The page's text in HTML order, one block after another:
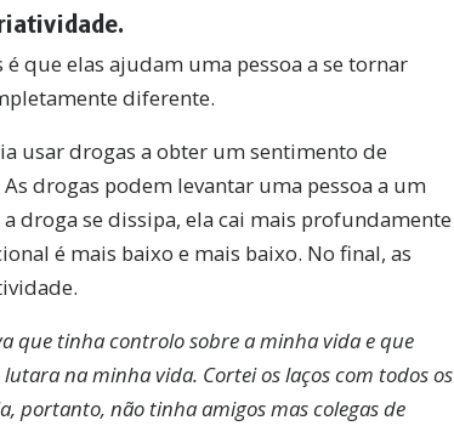
que elas ajudam uma pessoa a se tornar
diferente.
usar drogas a obter um sentimento de
drogas podem levantar uma pessoa a um
droga se dissipa, ela cai mais profundamente
é mais baixo e mais baixo. No final, as
que tinha controlo sobre a minha vida e que
na minha vida. Cortei os laços com todos os
portanto, não tinha amigos mas colegas de
ATUALIZAÇÕES E SABER
AJUDAR
Verdade sobre as Drogas
na sua caixa de
SUBSCREVER